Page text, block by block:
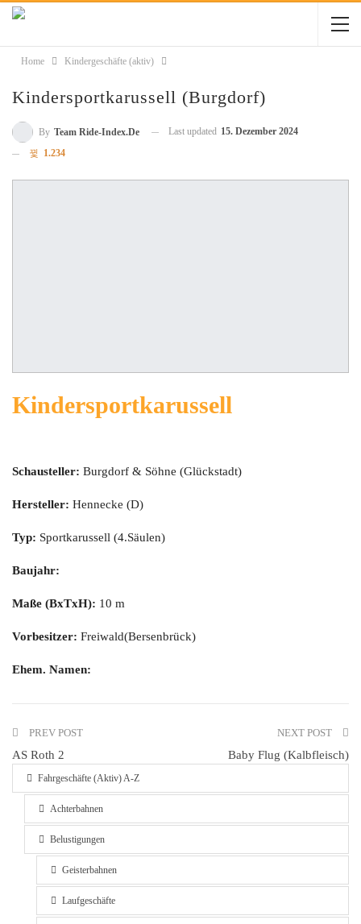
Home Kindergeschäfte (aktiv)
Kindersportkarussell (Burgdorf)
By Team Ride-Index.de Last updated 15. Dezember 2024
1.234
Kindersportkarussell
Schausteller: Burgdorf & Söhne (Glückstadt)
Hersteller: Hennecke (D)
Typ: Sportkarussell (4.Säulen)
Baujahr:
Maße (BxTxH): 10 m
Vorbesitzer: Freiwald(Bersenbrück)
Ehem. Namen:
PREV POST
AS Roth 2
NEXT POST
Baby Flug (Kalbfleisch)
Fahrgeschäfte (Aktiv) A-Z
Achterbahnen
Belustigungen
Geisterbahnen
Laufgeschäfte